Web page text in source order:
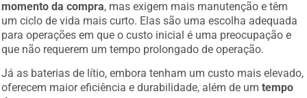
momento da compra , mas exigem mais manutenção e têm
um ciclo de vida mais curto. Elas são uma escolha adequada
para operações em que o custo inicial é uma preocupação e
que não requerem um tempo prolongado de operação.
Já as baterias de lítio, embora tenham um custo mais elevado,
oferecem maior eficiência e durabilidade, além de umtempo